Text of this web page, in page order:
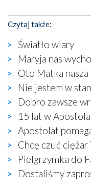
katolickiego
autentyczną wiarą
kaplice, w których
skrzynkę na
tuż przy nowej
zamiast Chrystusa
wyjętą ze
kontekście naszych
wizerunek Zbawiciela…
Zatem nawet w
naocznie
się ogromna walka
wierzących. Do
widzieliśmy w
gdzie w miejscu
księgarnia.
Czytaj także:
Światło wiary
Maryja nas
Oto Matka nasza
Nie jestem w
Dobro zawsze
15 lat w
Apostolat
Chcę czuć
Pielgrzymka do
Dostaliśmy